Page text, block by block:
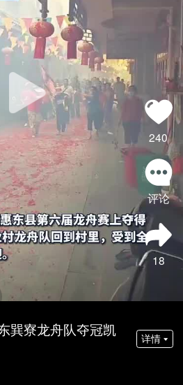
240
评论
18
巽寮龙舟队夺冠凯
详情